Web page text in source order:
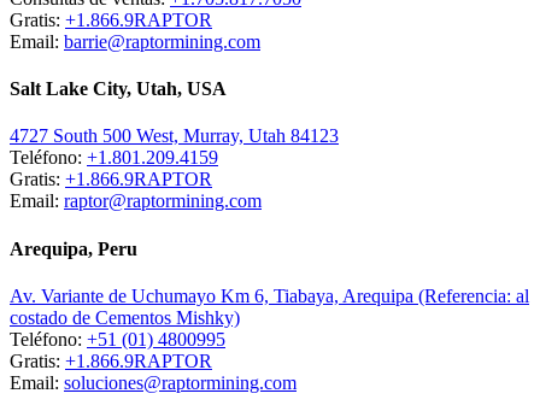
Gratis: +1.866.9RAPTOR
Email: barrie@raptormining.com
Salt Lake City, Utah, USA
4727 South 500 West, Murray, Utah 84123
Teléfono: +1.801.209.4159
Gratis: +1.866.9RAPTOR
Email: raptor@raptormining.com
Arequipa, Peru
Av. Variante de Uchumayo Km 6, Tiabaya, Arequipa (Referencia: al
costado de Cementos Mishky)
Teléfono: +51 (01) 4800995
Gratis: +1.866.9RAPTOR
Email: soluciones@raptormining.com